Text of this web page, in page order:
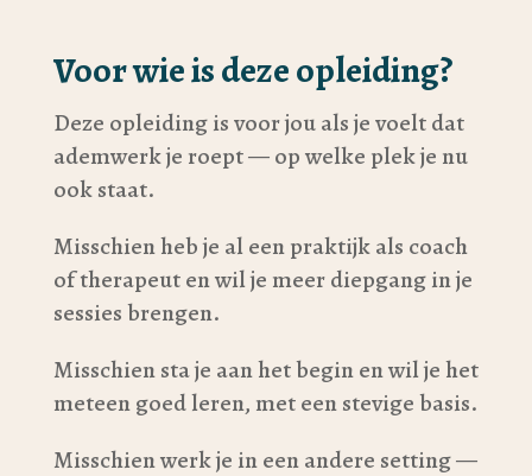
Voor wie is deze opleiding?
Deze opleiding is voor jou als je voelt dat
ademwerk je roept — op welke plek je nu
ook staat.
Misschien heb je al een praktijk als coach
of therapeut en wil je meer diepgang in je
sessies brengen.
Misschien sta je aan het begin en wil je het
meteen goed leren, met een stevige basis.
Misschien werk je in een andere setting —